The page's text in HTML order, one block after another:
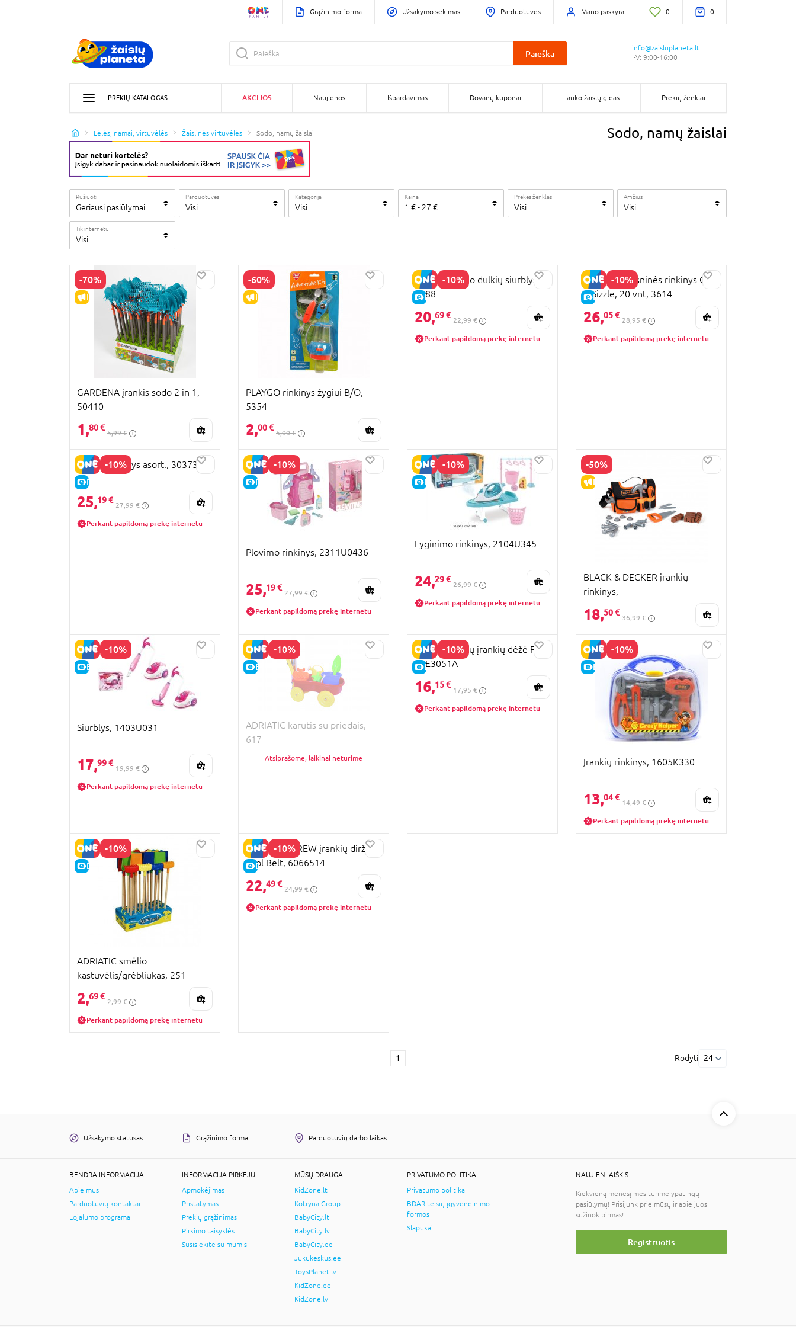
Grąžinimo forma Užsakymo sekimas Parduotuvės Mano paskyra 0 0
Paieška
info@zaisluplaneta.lt
I-V: 9:00-16:00
PREKIŲ KATALOGAS AKCIJOS Naujienos Išpardavimas Dovanų kuponai Lauko žaislų gidas Prekių ženklai
Lėlės, namai, virtuvėlės Žaislinės virtuvėlės Sodo, namų žaislai Sodo, namų žaislai
Rūšiuoti
Geriausi pasiūlymai
Parduotuvės
Visi
Kategorija
Visi
Kaina
1 €- 27 €
Prekės ženklas
Visi
Amžius
Visi
Tik internetu
Visi
-70%
IŠPARDAVIMAS
GARDENA įrankis sodo 2 in 1,
50410
1,80 €
5,99 €
-60%
IŠPARDAVIMAS
PLAYGO rinkinys žygiui B/O,
5354
2,00 €
5,00 €
-10%
E-KAINA
PLAYGO mano dulkių siurblys,
3488
20,69 €
22,99 €
Perkant papildomą prekę internetu
-10%
E-KAINA
PLAYGO kepsninės rinkinys Grill
& Sizzle, 20 vnt, 3614
26,05 €
28,95 €
Perkant papildomą prekę internetu
-10%
E-KAINA
Įrankių rinkinys asort., 30373
25,19 €
27,99 €
Perkant papildomą prekę internetu
-10%
E-KAINA
Plovimo rinkinys, 2311U0436
25,19 €
27,99 €
Perkant papildomą prekę internetu
-10%
E-KAINA
Lyginimo rinkinys, 2104U345
24,29 €
26,99 €
Perkant papildomą prekę internetu
-50%
IŠPARDAVIMAS
BLACK & DECKER įrankių
rinkinys,
18,50 €
36,99 €
-10%
E-KAINA
Siurblys, 1403U031
17,99 €
19,99 €
Perkant papildomą prekę internetu
-10%
E-KAINA
ADRIATIC karutis su priedais,
617
Atsiprašome, laikinai neturime
-10%
E-KAINA
HAPE medinių įrankių dėžė Fix-
It, E3051A
16,15 €
17,95 €
Perkant papildomą prekę internetu
-10%
E-KAINA
Įrankių rinkinys, 1605K330
13,04 €
14,49 €
Perkant papildomą prekę internetu
-10%
E-KAINA
ADRIATIC smėlio
kastuvėlis/grėbliukas, 251
2,69 €
2,99 €
Perkant papildomą prekę internetu
-10%
E-KAINA
RUBBLE & CREW įrankių diržas
Tool Belt, 6066514
22,49 €
24,99 €
Perkant papildomą prekę internetu
1 Rodyti 24
Užsakymo statusas Grąžinimo forma Parduotuvių darbo laikas
BENDRA INFORMACIJA
Apie mus
Parduotuvių kontaktai
Lojalumo programa
INFORMACIJA PIRKĖJUI
Apmokėjimas
Pristatymas
Prekių grąžinimas
Pirkimo taisyklės
Susisiekite su mumis
MŪSŲ DRAUGAI
KidZone.lt
Kotryna Group
BabyCity.lt
BabyCity.lv
BabyCity.ee
Jukukeskus.ee
ToysPlanet.lv
KidZone.ee
KidZone.lv
PRIVATUMO POLITIKA
Privatumo politika
BDAR teisių įgyvendinimo
formos
Slapukai
NAUJIENLAIŠKIS
Kiekvieną mėnesį mes turime ypatingų
pasiūlymų! Prisijunk prie mūsų ir apie juos
sužinok pirmas!
Registruotis